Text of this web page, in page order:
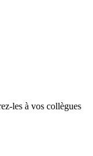
les à vos collègues